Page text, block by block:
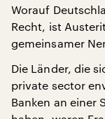
Worauf
Recht, ist
gemeinsamer
Die Länder, die
private sector
Banken an einer